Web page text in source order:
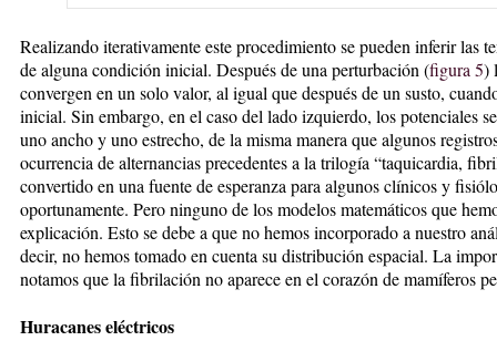
Realizando iterativamente este procedimiento se pueden inferir las
de alguna condición inicial. Después de una perturbación (figura 5)
convergen en un solo valor, al igual que después de un susto,
inicial. Sin embargo, en el caso del lado izquierdo, los potenciales
uno ancho y uno estrecho, de la misma manera que algunos
ocurrencia de alternancias precedentes a la trilogía “taquicardia,
convertido en una fuente de esperanza para algunos clínicos y
oportunamente. Pero ninguno de los modelos matemáticos que
explicación. Esto se debe a que no hemos incorporado a nuestro
decir, no hemos tomado en cuenta su distribución espacial. La
notamos que la fibrilación no aparece en el corazón de mamíferos
Huracanes eléctricos